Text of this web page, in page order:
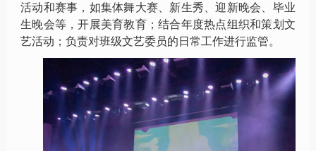
活动和赛事，如集体舞大赛、新生秀、迎新晚会、毕业
生晚会等，开展美育教育；结合年度热点组织和策划文
艺活动；负责对班级文艺委员的日常工作进行监管。